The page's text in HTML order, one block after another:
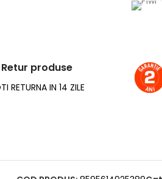
Retur produse
RETURNA IN 14 ZILE